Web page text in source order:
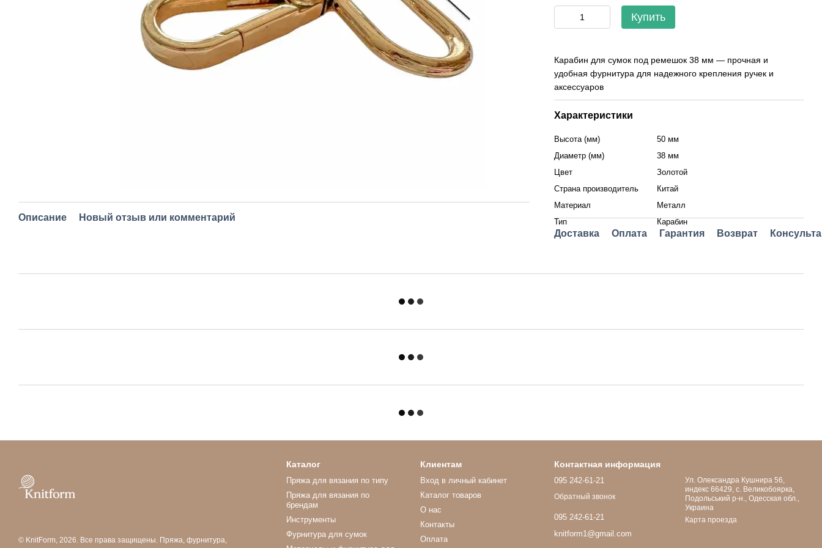
Описание Новый отзыв или комментарий
Купить
Карабин для сумок под ремешок 38 мм — прочная и
удобная фурнитура для надежного крепления ручек и
аксессуаров
Характеристики
Высота (мм)
50 мм
Диаметр (мм)
38 мм
Цвет
Золотой
Страна производитель
Китай
Материал
Металл
Тип
Карабин
Доставка Оплата Гарантия Возврат
© KnitForm, 2026. Все права защищены. Пряжа, фурнитура,
Каталог
Пряжа для вязания по типу
Пряжа для вязания по
брендам
Инструменты
Фурнитура для сумок
Клиентам
Вход в личный кабинет
Каталог товаров
О нас
Контакты
Оплата
Контактная информация
095 242-61-21
Обратный звонок
095 242-61-21
knitform1@gmail.com
Ул. Олександра Кушнира 56,
индекс 66429, с. Великобоярка,
Подольський р-н., Одесская обл.,
Украина
Карта проезда